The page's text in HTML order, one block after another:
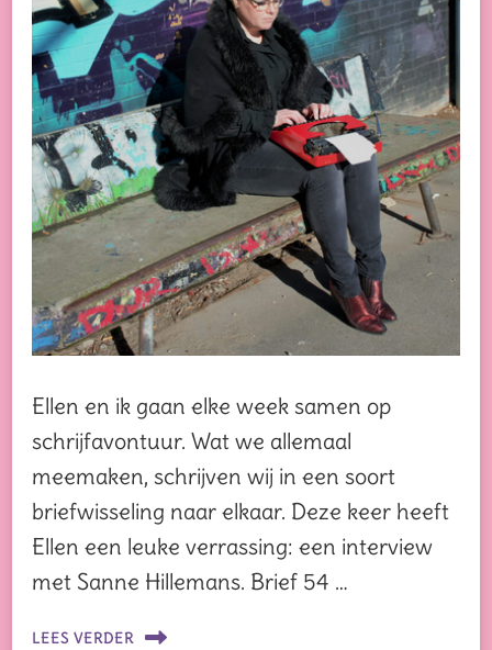
Ellen en ik gaan elke week samen op
schrijfavontuur. Wat we allemaal
meemaken, schrijven wij in een soort
briefwisseling naar elkaar. Deze keer heeft
Ellen een leuke verrassing: een interview
met Sanne Hillemans. Brief 54 …
LEES VERDER